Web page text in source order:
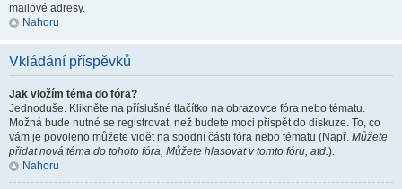
mailové adresy.
Nahoru
Vkládání příspěvků
Jak vložím téma do fóra?
Jednoduše. Klikněte na příslušné tlačítko na obrazovce fóra nebo tématu.
Možná bude nutné se registrovat, než budete moci přispět do diskuze. To, co
vám je povoleno můžete vidět na spodní části fóra nebo tématu (Např. Můžete
přidat nová téma do tohoto fóra, Můžete hlasovat v tomto fóru, atd.).
Nahoru